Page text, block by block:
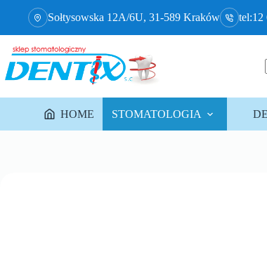
Sołtysowska 12A/6U, 31-589 Kraków tel:12
HOME STOMATOLOGIA